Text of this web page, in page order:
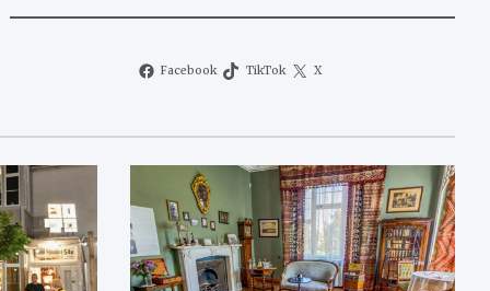
Facebook TikTok X